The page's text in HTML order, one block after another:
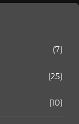
(7)
(25)
(10)